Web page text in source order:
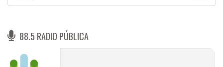
88.5 RADIO PÚBLICA